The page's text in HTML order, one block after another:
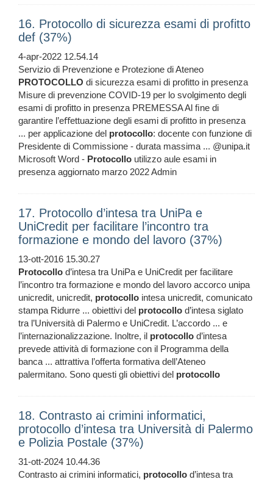
16. Protocollo di sicurezza esami di profitto
def (37%)
4-apr-2022 12.54.14
Servizio di Prevenzione e Protezione di Ateneo
PROTOCOLLO di sicurezza esami di profitto in presenza
Misure di prevenzione COVID-19 per lo svolgimento degli
esami di profitto in presenza PREMESSA Al ﬁne di
garantire l’eﬀettuazione degli esami di profitto in presenza
... per applicazione del protocollo: docente con funzione di
Presidente di Commissione - durata massima ... @unipa.it
Microsoft Word - Protocollo utilizzo aule esami in
presenza aggiornato marzo 2022 Admin
17. Protocollo d’intesa tra UniPa e
UniCredit per facilitare l’incontro tra
formazione e mondo del lavoro (37%)
13-ott-2016 15.30.27
Protocollo d’intesa tra UniPa e UniCredit per facilitare
l’incontro tra formazione e mondo del lavoro accorco unipa
unicredit, unicredit, protocollo intesa unicredit, comunicato
stampa Ridurre ... obiettivi del protocollo d’intesa siglato
tra l’Università di Palermo e UniCredit. L’accordo ... e
l’internazionalizzazione. Inoltre, il protocollo d’intesa
prevede attività di formazione con il Programma della
banca ... attrattiva l’offerta formativa dell’Ateneo
palermitano. Sono questi gli obiettivi del protocollo
18. Contrasto ai crimini informatici,
protocollo d’intesa tra Università di Palermo
e Polizia Postale (37%)
31-ott-2024 10.44.36
Contrasto ai crimini informatici, protocollo d’intesa tra